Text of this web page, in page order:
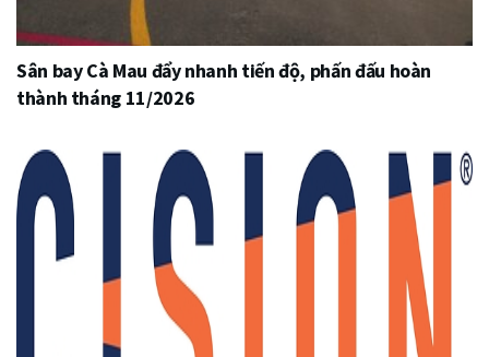
Sân bay Cà Mau đẩy nhanh tiến độ, phấn đấu hoàn
thành tháng 11/2026